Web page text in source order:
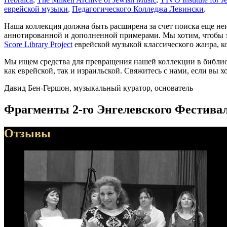
еврейской музыки, Педагогического Колледжа Левински.
Наша коллекция должна быть расширена за счет поиска еще
аннотированной и дополненной примерами. Мы хотим, чтобы
Score Library Project еврейской музыкой классического жанра,
Мы ищем средства для превращения нашей коллекции в
как еврейской, так и израильской. Свяжитесь с нами, если вы
Давид Бен-Гершон, музыкальный куратор, основатель
Фрагменты 2-го Энгелевского
Отзывы